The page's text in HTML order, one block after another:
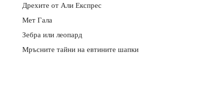
Дрехите от Али Експрес
Мет Гала
Зебра или леопард
Мръсните тайни на евтините шапки